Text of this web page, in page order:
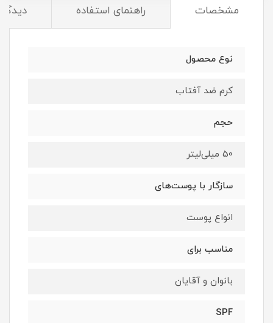
مشخصات راهنمای استفاده
نوع محصول
کرم ضد آفتاب
حجم
50 میلی‌لیتر
سازگار با پوست‌‌های
انواع پوست
مناسب برای
بانوان و آقایان
SPF